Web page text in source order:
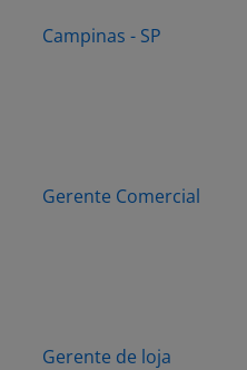
Campinas - SP
Gerente Comercial
Gerente de loja